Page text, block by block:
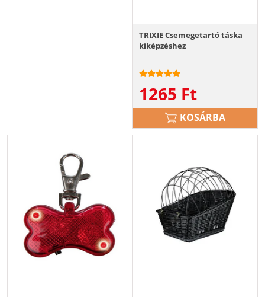
TRIXIE Csemegetartó táska
kiképzéshez
1265 Ft
KOSÁRBA